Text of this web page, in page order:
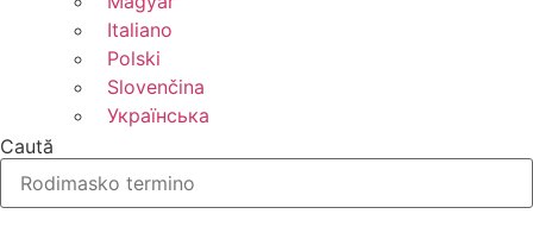
Italiano
Polski
Slovenčina
Українська
Caută